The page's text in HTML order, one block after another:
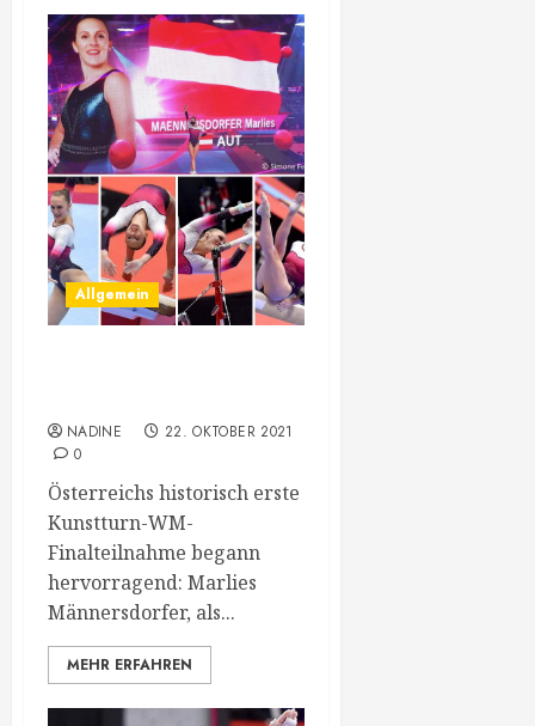
Allgemein
NADINE
22. OKTOBER 2021
0
Österreichs historisch erste
Kunstturn-WM-
Finalteilnahme begann
hervorragend: Marlies
Männersdorfer, als...
MEHR ERFAHREN